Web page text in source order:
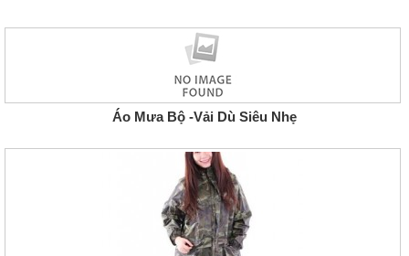
Áo Mưa Bộ -Vải Dù Siêu Nhẹ